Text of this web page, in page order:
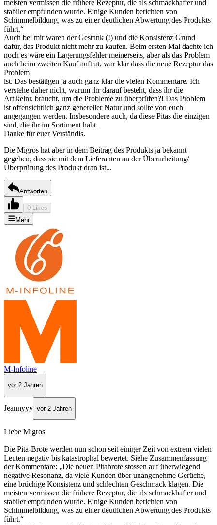
meisten vermissen die frühere Rezeptur, die als schmackhafter und
stabiler empfunden wurde. Einige Kunden berichten von
Schimmelbildung, was zu einer deutlichen Abwertung des Produkts
führt.“
Auch bei mir waren der Gestank (!) und die Konsistenz Grund
dafür, das Produkt nicht mehr zu kaufen. Beim ersten Mal dachte ich
noch es wäre ein Lagerungsfehler meinerseits, aber als das Problem
auch beim zweiten Kauf auftrat, war klar dass die neue Rezeptur das
Problem
ist. Das bestätigen ja auch ganz klar die vielen Kommentare. Ich
verstehe daher nicht, warum ihr darauf besteht, dass ihr die
Artikelnr. braucht, um die Probleme zu überprüfen?! Das Problem
ist offensichtlich ganz genereller Natur und sollte von euch
angegangen werden. Insbesondere auch, da diese Pitas die einzigen
sind, die ihr im Sortiment habt.
Danke für euer Verständis.
Die Migros hat aber in dem Beitrag des Produkts ja bekannt
gegeben, dass sie mit dem Lieferanten an der Überarbeitung/
Überprüfung des Produkt dran ist...
Antworten
0 Likes
Mehr
M-Infoline
vor 2 Jahren
Jeannyyy vor 2 Jahren
Liebe Migros
Die Pita-Brote werden nun schon seit einiger Zeit von extrem vielen
Leuten negativ bis katastrophal bewertet. Siehe Zusammenfassung
der Kommentare: „Die neuen Pitabrote stossen auf überwiegend
negative Resonanz, da viele Kunden über unangenehme Gerüche,
eine brüchige Konsistenz und schlechten Geschmack klagen. Die
meisten vermissen die frühere Rezeptur, die als schmackhafter und
stabiler empfunden wurde. Einige Kunden berichten von
Schimmelbildung, was zu einer deutlichen Abwertung des Produkts
führt.“